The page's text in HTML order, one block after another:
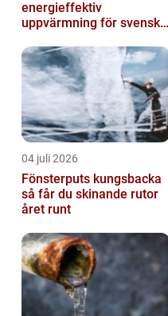
energieffektiv
uppvärmning för svenska
04 juli 2026
Fönsterputs kungsbacka
så får du skinande rutor
året runt